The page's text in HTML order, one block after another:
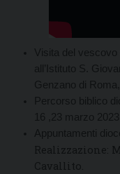
Visita del
all’Istituto S.
Genzano di
Percorso biblico
16 ,23 marzo 2023
Appuntamenti
Realizzazione:
Cavallito.